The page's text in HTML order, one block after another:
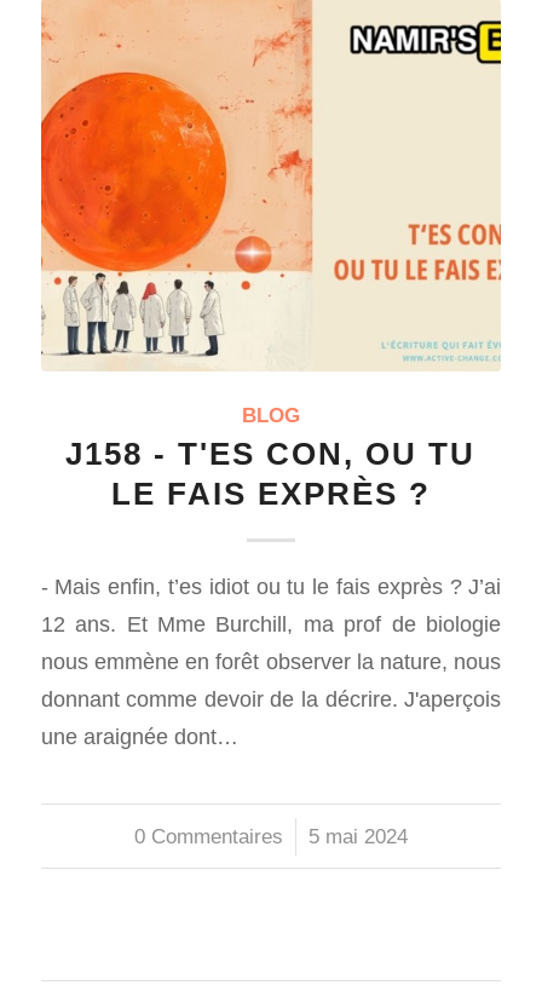
BLOG
J158 - T'ES CON, OU TU
LE FAIS EXPRÈS ?
- Mais enfin, t’es idiot ou tu le fais exprès ? J’ai
12 ans. Et Mme Burchill, ma prof de biologie
nous emmène en forêt observer la nature, nous
donnant comme devoir de la décrire. J'aperçois
une araignée dont…
0 Commentaires
/ 5 mai 2024